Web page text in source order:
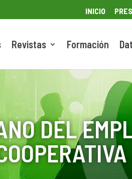
INICIO
Revistas Formación
DEL